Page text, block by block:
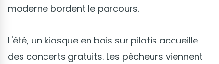
moderne bordent le parcours.
L'été, un kiosque en bois sur pilotis accueille
des concerts gratuits. Les pêcheurs viennent